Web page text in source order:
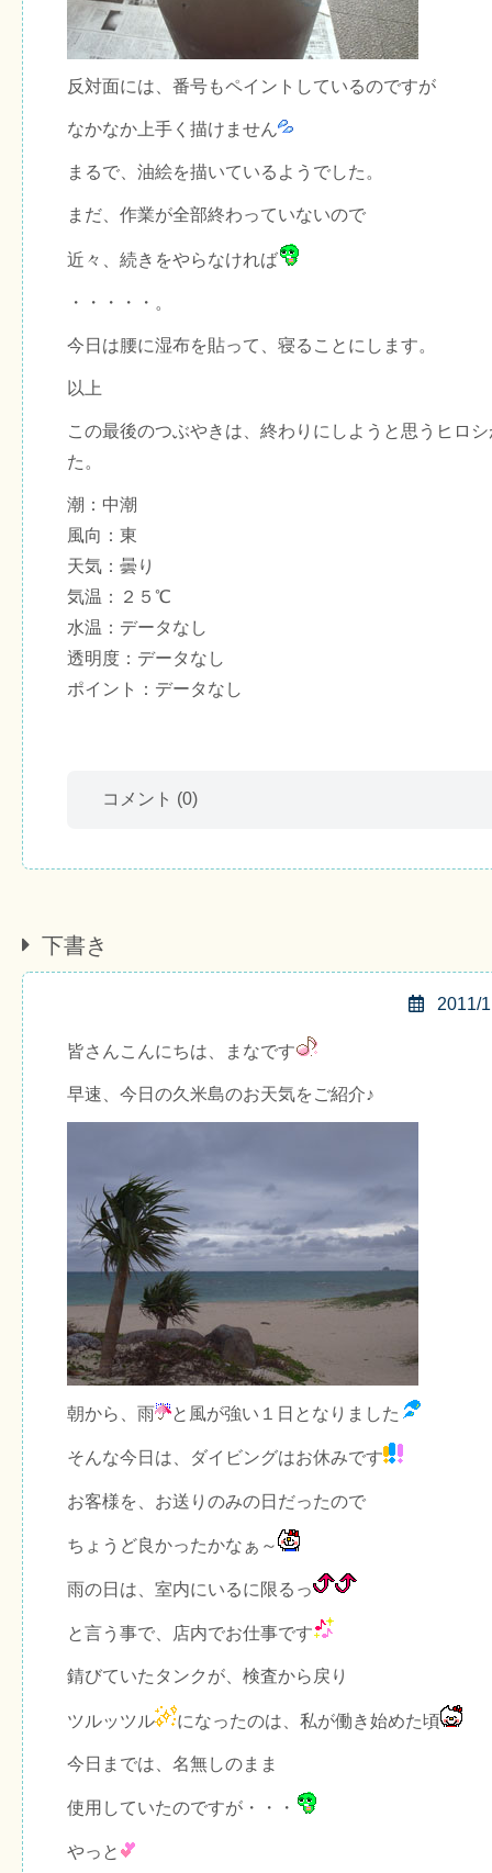
反対面には、番号もペイントしているのですが
なかなか上手く描けません
まるで、油絵を描いているようでした。
まだ、作業が全部終わっていないので
近々、続きをやらなければ
・・・・・。
今日は腰に湿布を貼って、寝ることにします。
以上
この最後のつぶやきは、終わりにしようと思うヒロ
た。
潮：中潮
風向：東
天気：曇り
気温：２５℃
水温：データなし
透明度：データなし
ポイント：データなし
コメント (0)
下書き
2011/
皆さんこんにちは、まなです
早速、今日の久米島のお天気をご紹介♪
朝から、雨 と風が強い１日となりました
そんな今日は、ダイビングはお休みです
お客様を、お送りのみの日だったので
ちょうど良かったかなぁ～
雨の日は、室内にいるに限るっ
と言う事で、店内でお仕事です
錆びていたタンクが、検査から戻り
ツルッツル になったのは、私が働き始めた頃
今日までは、名無しのまま
使用していたのですが・・・
やっと